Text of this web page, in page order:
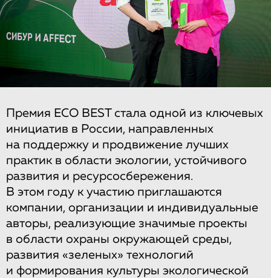
Премия ECO BEST стала одной из ключевых
инициатив в России, направленных
на поддержку и продвижение лучших
практик в области экологии, устойчивого
развития и ресурсосбережения.
В этом году к участию приглашаются
компании, организации и индивидуальные
авторы, реализующие значимые проекты
в области охраны окружающей среды,
развития «зеленых» технологий
и формирования культуры экологической